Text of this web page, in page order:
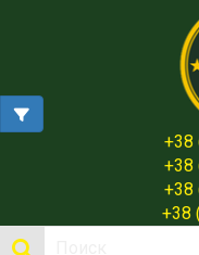
+38
+38
+38
+38